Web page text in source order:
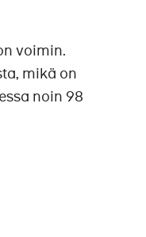
voimin.
mikä on
noin 98